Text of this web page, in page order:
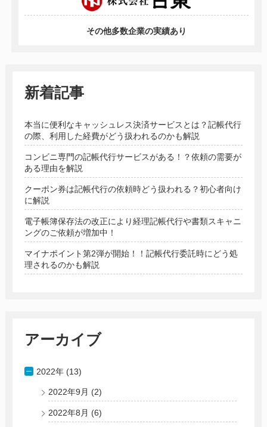
その他多数企業の実績あり
新着記事
本当に便利なキャッシュレス決済サービスとは？記帳代行
の際、利用した経費がどう扱われるのかも解説
コンビニ専門の記帳代行サービスがある！？依頼の需要が
ある理由を解説
クーポン券は記帳代行の依頼時どう扱われる？初心者向け
に解説
電子帳簿保存法の改正により経理記帳代行や書類スキャニ
ングのご依頼が増加中！
マイナポイント第2弾が開始！！記帳代行委託時にどう処
理されるのかも解説
アーカイブ
2022年 (13)
2022年9月 (2)
2022年8月 (6)